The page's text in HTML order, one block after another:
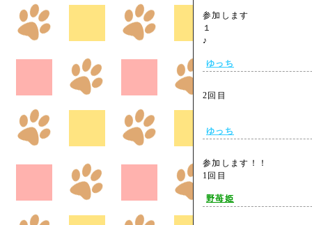
参加します
１
♪
ゆっち
2回目
ゆっち
参加します！！
1回目
野苺姫